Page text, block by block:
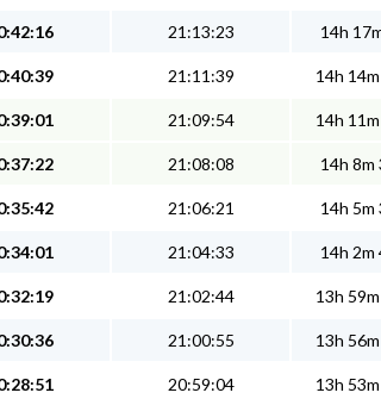
21:13:23 14h
21:11:39 14h
21:09:54 14h
21:08:08 14h 8m
21:06:21 14h 5m
21:04:33 14h 2m
21:02:44 13h
21:00:55 13h
20:59:04 13h